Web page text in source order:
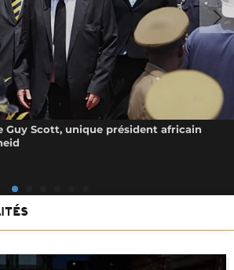
Guy Scott, unique président africain